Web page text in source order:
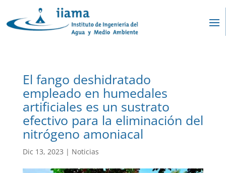
El fango deshidratado
empleado en humedales
artificiales es un sustrato
efectivo para la eliminación del
nitrógeno amoniacal
Dic 13, 2023 | Noticias